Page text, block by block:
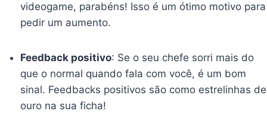
videogame, parabéns! Isso é um ótimo motivo para
pedir um aumento.
Feedback positivo: Se o seu chefe sorri mais do
que o normal quando fala com você, é um bom
sinal. Feedbacks positivos são como estrelinhas de
ouro na sua ficha!